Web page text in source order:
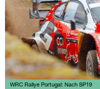
WRC Rallye Portugal: Nach SP19